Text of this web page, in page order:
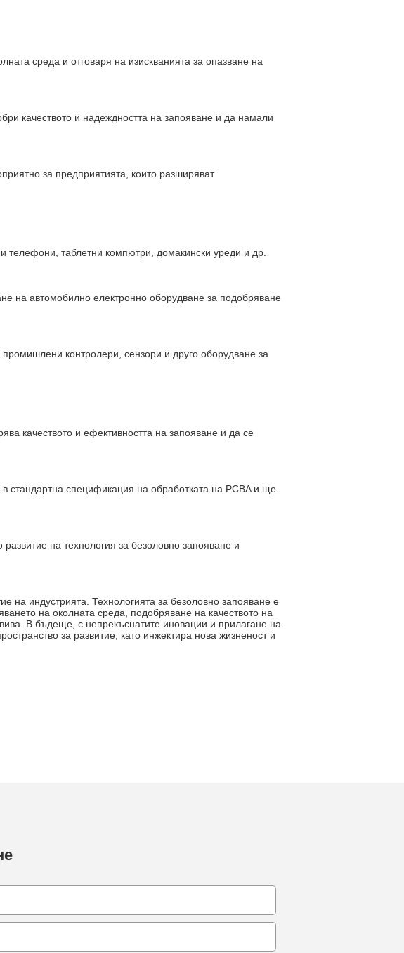
среда и отговаря на изискванията за опазване на
качеството и надеждността на запояване и да намали
за предприятията, които разширяват
телефони, таблетни компютри, домакински уреди и др.
на автомобилно електронно оборудване за подобряване
контролери, сензори и друго оборудване за
качеството и ефективността на запояване и да се
стандартна спецификация на обработката на PCBA и ще
на технология за безоловно запояване и
на индустрията. Технологията за безоловно запояване е
на околната среда, подобряване на качеството на
В бъдеще, с непрекъснатите иновации и прилагане на
за развитие, като инжектира нова жизненост и